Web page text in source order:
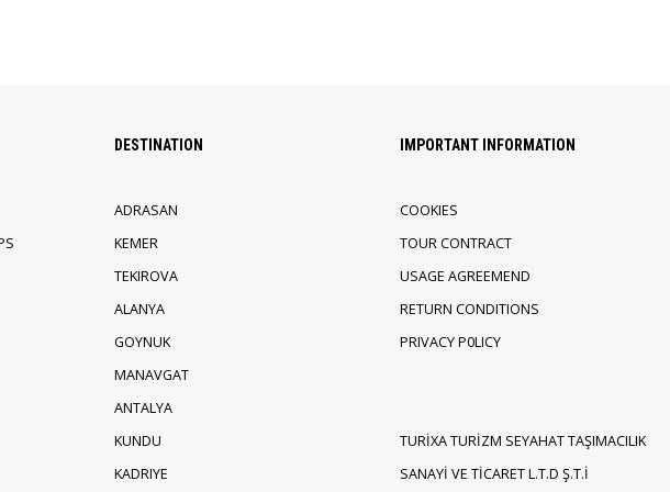
DESTINATION
ADRASAN
KEMER
TEKIROVA
ALANYA
GOYNUK
MANAVGAT
ANTALYA
KUNDU
KADRIYE
IMPORTANT INFORMATION
COOKIES
TOUR CONTRACT
USAGE AGREEMEND
RETURN CONDITIONS
PRIVACY P0LICY
TURİXA TURİZM SEYAHAT TAŞIMACILIK
SANAYİ VE TİCARET L.T.D Ş.T.İ